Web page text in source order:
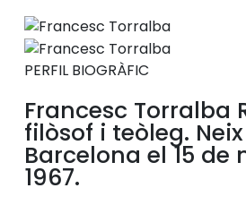
PERFIL BIOGRÀFIC
Francesc Torralba
filòsof i teòleg.
Barcelona el 15 de
1967.